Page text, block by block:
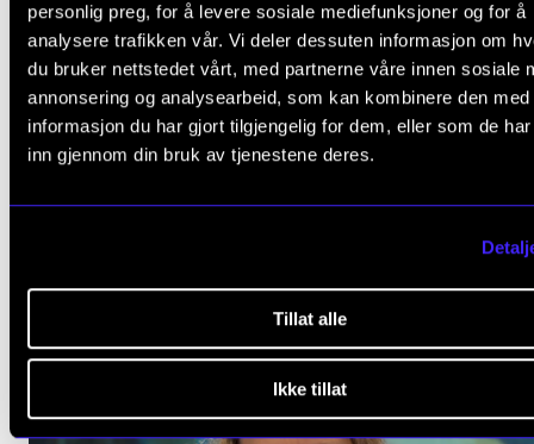
personlig preg, for å levere sosiale mediefunksjoner og for å
analysere trafikken vår. Vi deler dessuten informasjon om
du bruker nettstedet vårt, med partnerne våre innen sosiale
annonsering og analysearbeid, som kan kombinere den med
informasjon du har gjort tilgjengelig for dem, eller som de
inn gjennom din bruk av tjenestene deres.
Tillat alle
Ikke tillat
Hva gjør du nå, Aslaug Louise Slette?